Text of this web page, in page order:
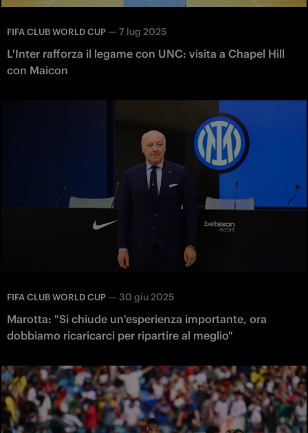
FIFA CLUB WORLD CUP — 7 lug 2025
L'Inter rafforza il legame con UNC: visita a Chapel Hill
con Maicon
FIFA CLUB WORLD CUP — 30 giu 2025
Marotta: "Si chiude un'esperienza importante, ora
dobbiamo ricaricarci per ripartire al meglio"